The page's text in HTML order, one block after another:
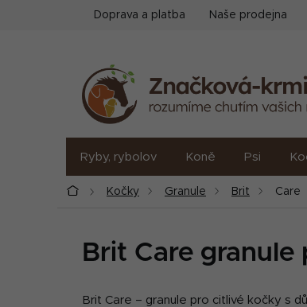
Doprava a platba Naše prodejna
Ryby, rybolov Koně Psi
DomůKočky Granule Brit Care
Brit Care
Brit Care – granule pro citlivé kočky s